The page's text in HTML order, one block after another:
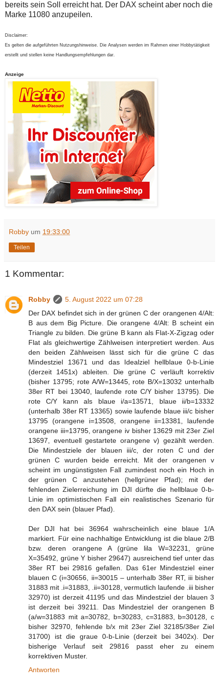
bereits sein Soll erreicht hat. Der DAX scheint aber noch die
Marke 11080 anzupeilen.
Disclaimer:
Es gelten die aufgeführten Nutzungshinweise. Die Analysen werden im Rahmen einer Hobbytätigkeit
erstellt und stellen keine Handlungsempfehlungen dar.
Anzeige
Robby um 19:33:00
Teilen
1 Kommentar:
Robby
5. August 2022 um 07:28
Der DAX befindet sich in der grünen C der orangenen 4/Alt:
B aus dem Big Picture. Die orangene 4/Alt: B scheint ein
Triangle zu bilden. Die grüne B kann als Flat-X-Zigzag oder
Flat als gleichwertige Zählweisen interpretiert werden. Aus
den beiden Zählweisen lässt sich für die grüne C das
Mindestziel 13671 und das Idealziel hellblaue 0-b-Linie
(derzeit 1451x) ableiten. Die grüne C verläuft korrektiv
(bisher 13795; rote A/W=13445, rote B/X=13032 unterhalb
38er RT bei 13040, laufende rote C/Y bisher 13795). Die
rote C/Y kann als blaue i/a=13571, blaue ii/b=13332
(unterhalb 38er RT 13365) sowie laufende blaue iii/c bisher
13795 (orangene i=13508, orangene ii=13381, laufende
orangene iii=13795, orangene iv bisher 13629 mit 23er Ziel
13697, eventuell gestartete orangene v) gezählt werden.
Die Mindestziele der blauen iii/c, der roten C und der
grünen C wurden beide erreicht. Mit der orangenen v
scheint im ungünstigsten Fall zumindest noch ein Hoch in
der grünen C anzustehen (hellgrüner Pfad); mit der
fehlenden Zielerreichung im DJI dürfte die hellblaue 0-b-
Linie im optimistischen Fall ein realistisches Szenario für
den DAX sein (blauer Pfad).
Der DJI hat bei 36964 wahrscheinlich eine blaue 1/A
markiert. Für eine nachhaltige Entwicklung ist die blaue 2/B
bzw. deren orangene A (grüne lila W=32231, grüne
X=35492, grüne Y bisher 29647) ausreichend tief unter das
38er RT bei 29816 gefallen. Das 61er Mindestziel einer
blauen C (i=30656, ii=30015 – unterhalb 38er RT, iii bisher
31883 mit .i=31883, .ii=30128, vermutlich laufende .iii bisher
32970) ist derzeit 41195 und das Mindestziel der blauen 3
ist derzeit bei 39211. Das Mindestziel der orangenen B
(a/w=31883 mit a=30782, b=30283, c=31883, b=30128, c
bisher 32970, fehlende b/x mit 23er Ziel 32185/38er Ziel
31700) ist die graue 0-b-Linie (derzeit bei 3402x). Der
bisherige Verlauf seit 29816 passt eher zu einem
korrektiven Muster.
Antworten